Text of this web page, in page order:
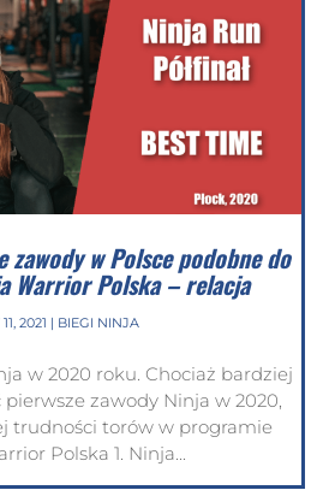
zawody w Polsce podobne do
Warrior Polska – relacja
2021 | BIEGI NINJA
w 2020 roku. Chociaż bardziej
zawody Ninja w 2020,
trudności torów w programie
Polska 1. Ninja...